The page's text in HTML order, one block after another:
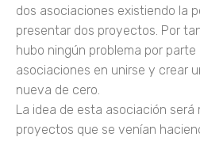
dos asociaciones existiendo la
presentar dos proyectos. Por
hubo ningún problema por
asociaciones en unirse y crear
nueva de cero.
La idea de esta asociación será
proyectos que se venían